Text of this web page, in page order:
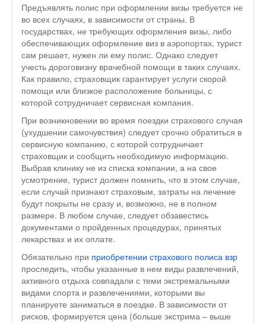
Предъявлять полис при оформлении визы требуется не
во всех случаях, в зависимости от страны. В
государствах, не требующих оформления визы, либо
обеспечивающих оформление виз в аэропортах, турист
сам решает, нужен ли ему полис. Однако следует
учесть дороговизну врачебной помощи в таких случаях.
Как правило, страховщик гарантирует услуги скорой
помощи или близкое расположение больницы, с
которой сотрудничает сервисная компания.
При возникновении во время поездки страхового случая
(ухудшении самочувствия) следует срочно обратиться в
сервисную компанию, с которой сотрудничает
страховщик и сообщить необходимую информацию.
Выбрав клинику не из списка компании, а на свое
усмотрение, турист должен помнить, что в этом случае,
если случай признают страховым, затраты на лечение
будут покрыты не сразу и, возможно, не в полном
размере. В любом случае, следует обзавестись
документами о пройденных процедурах, принятых
лекарствах и их оплате.
Обязательно при приобретении страхового полиса взр
проследить, чтобы указанные в нем виды развлечений,
активного отдыха совпадали с теми экстремальными
видами спорта и развлечениями, которыми вы
планируете заниматься в поездке. В зависимости от
рисков, формируется цена (больше экстрима – выше